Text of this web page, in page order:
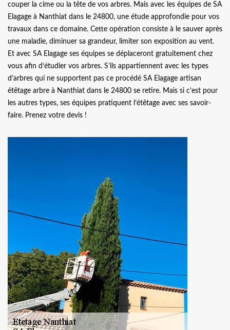
couper la cime ou la tête de vos arbres. Mais avec les équipes de SA
Elagage à Nanthiat dans le 24800, une étude approfondie pour vos
travaux dans ce domaine. Cette opération consiste à le sauver après
une maladie, diminuer sa grandeur, limiter son exposition au vent.
Et avec SA Elagage ses équipes se déplaceront gratuitement chez
vous afin d’étudier vos arbres. S’ils appartiennent avec les types
d’arbres qui ne supportent pas ce procédé SA Elagage artisan
étêtage arbre à Nanthiat dans le 24800 se retire. Mais si c’est pour
les autres types, ses équipes pratiquent l’étêtage avec ses savoir-
faire. Prenez votre devis !